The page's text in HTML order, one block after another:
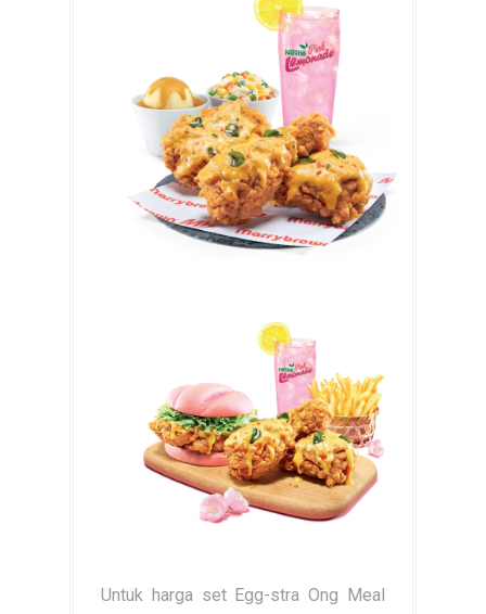
Untuk harga set Egg-stra Ong Meal